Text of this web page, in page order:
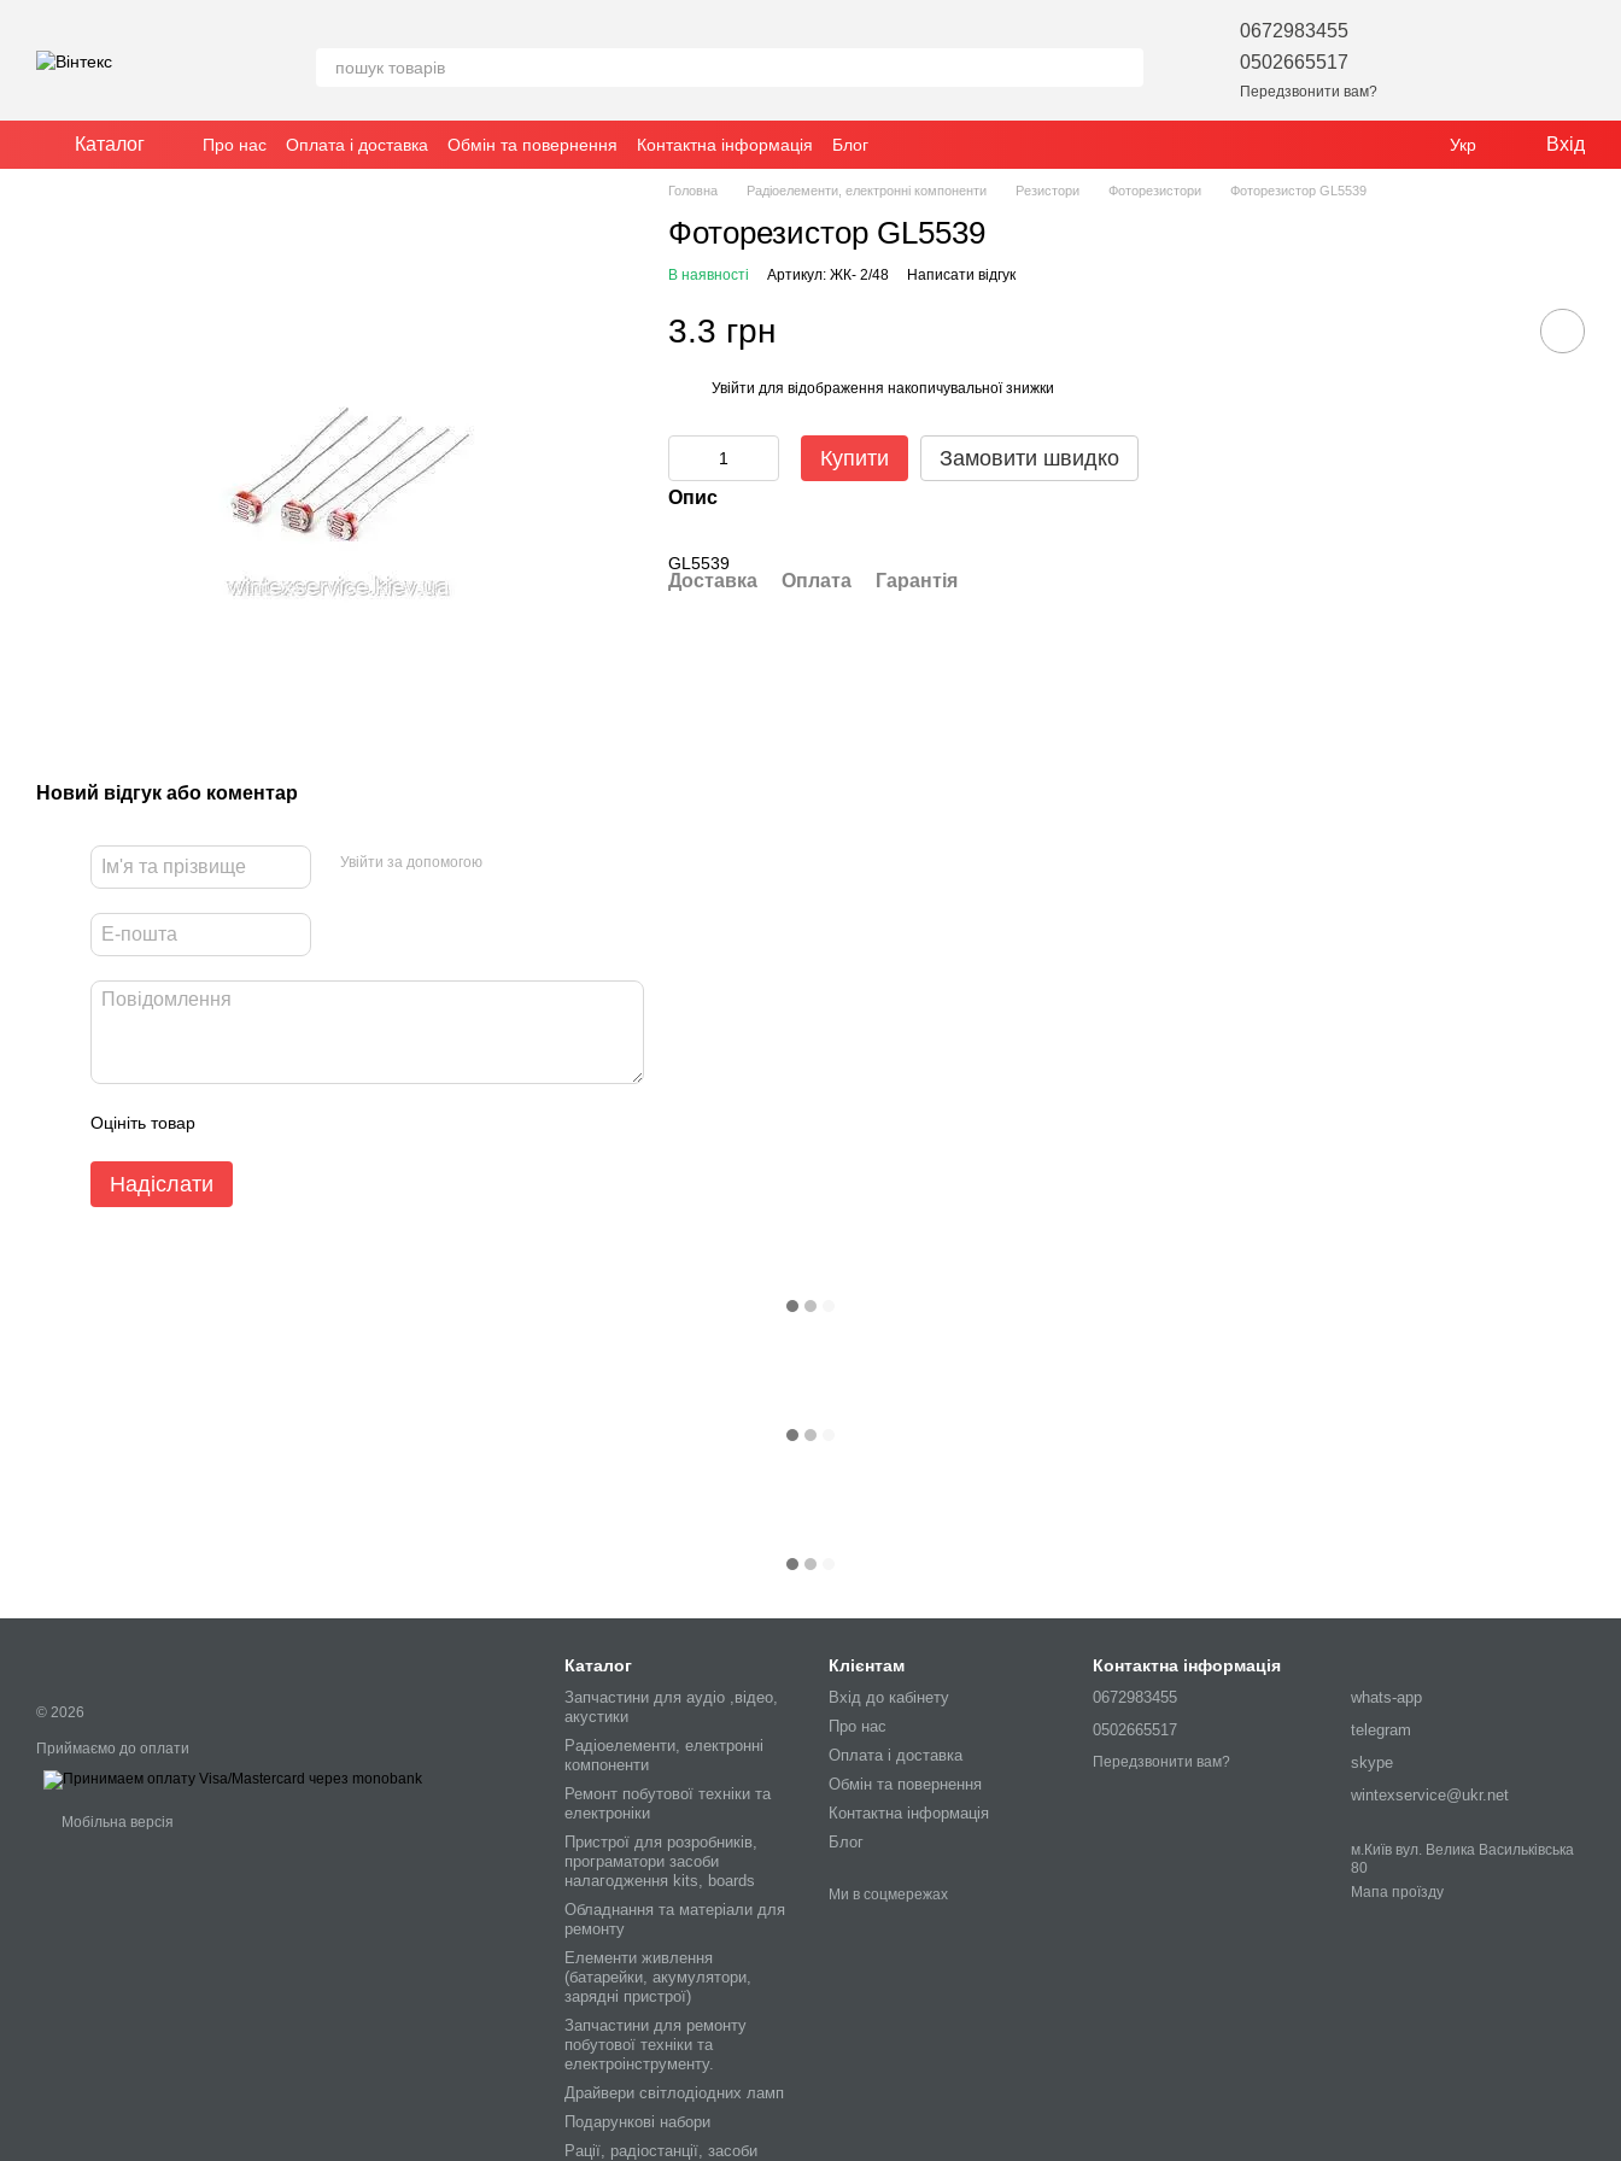
0672983455
0502665517
Передзвонити вам?
Каталог Про нас Оплата і доставка Обмін та повернення Контактна інформація Блог Укр Вхід
Новий відгук або коментар
Увійти за допомогою
Оцініть товар
Надіслати
Головна Радіоелементи, електронні компоненти Резистори Фоторезистори Фоторезистор GL5539
Фоторезистор GL5539
В наявності Артикул: ЖК- 2/48 Написати відгук
3.3 грн
Увійти для відображення накопичувальної знижки
Купити Замовити швидко
Опис
GL5539
Доставка Оплата Гарантія
© 2026
Приймаємо до оплати
Мобільна версія
Каталог
Запчастини для аудіо ,відео,
акустики
Радіоелементи, електронні
компоненти
Ремонт побутової техніки та
електроніки
Пристрої для розробників,
програматори засоби
налагодження kits, boards
Обладнання та матеріали для
ремонту
Елементи живлення
(батарейки, акумулятори,
зарядні пристрої)
Запчастини для ремонту
побутової техніки та
електроінструменту.
Драйвери світлодіодних ламп
Подарункові набори
Рації, радіостанції, засоби
Клієнтам
Вхід до кабінету
Про нас
Оплата і доставка
Обмін та повернення
Контактна інформація
Блог
Ми в соцмережах
Контактна інформація
0672983455
0502665517
Передзвонити вам?
whats-app
telegram
skype
wintexservice@ukr.net
м.Київ вул. Велика Васильківська
80
Мапа проїзду